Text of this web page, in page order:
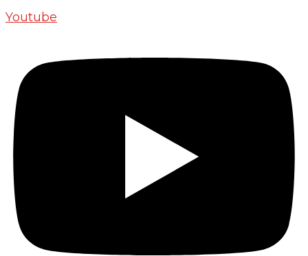
Youtube